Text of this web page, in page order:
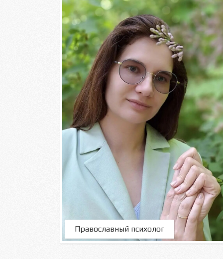
Православный психолог